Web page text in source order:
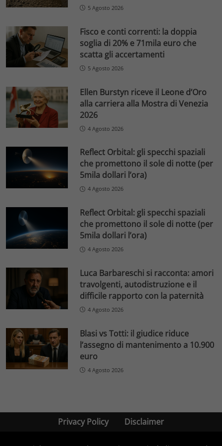
5 Agosto 2026
Fisco e conti correnti: la doppia
soglia di 20% e 71mila euro che
scatta gli accertamenti
5 Agosto 2026
Ellen Burstyn riceve il Leone d’Oro
alla carriera alla Mostra di Venezia
2026
4 Agosto 2026
Reflect Orbital: gli specchi spaziali
che promettono il sole di notte (per
5mila dollari l’ora)
4 Agosto 2026
Reflect Orbital: gli specchi spaziali
che promettono il sole di notte (per
5mila dollari l’ora)
4 Agosto 2026
Luca Barbareschi si racconta: amori
travolgenti, autodistruzione e il
difficile rapporto con la paternità
4 Agosto 2026
Blasi vs Totti: il giudice riduce
l’assegno di mantenimento a 10.900
euro
4 Agosto 2026
Privacy Policy Disclaimer